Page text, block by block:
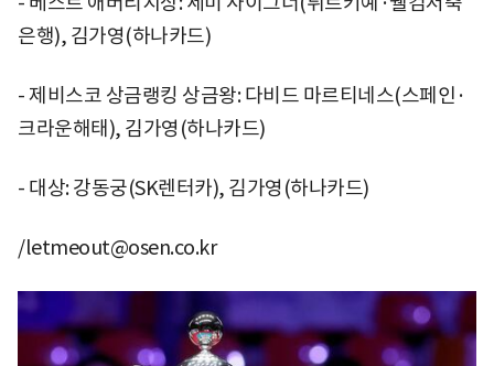
은행), 김가영(하나카드)
- 제비스코 상금랭킹 상금왕: 다비드 마르티네스(스페인·
크라운해태), 김가영(하나카드)
- 대상: 강동궁(SK렌터카), 김가영(하나카드)
/letmeout@osen.co.kr